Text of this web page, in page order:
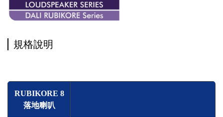
規格說明
RUBIKORE 8
落地喇叭